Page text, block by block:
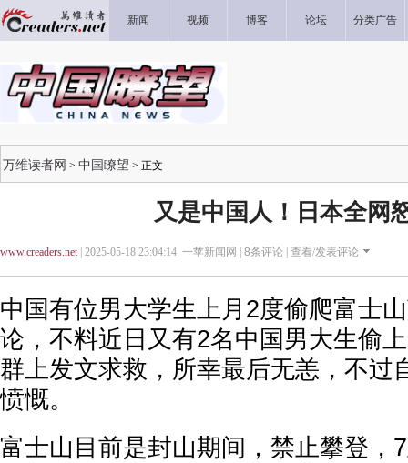
新闻 视频 博客 论坛 分类广告
万维读者网 > 中国瞭望 > 正文
又是中国人！日本全网
www.creaders.net| 2025-05-18 23:04:14 一苹新闻网 | 8条评论 | 查看/发表评论
中国有位男大学生上月2度偷爬富士
论，不料近日又有2名中国男大生偷
群上发文求救，所幸最后无恙，不过
愤慨。
富士山目前是封山期间，禁止攀登，